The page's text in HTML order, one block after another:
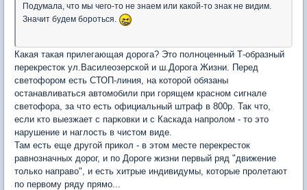
Подумала, что мы чего-то не знаем или какой-то знак не видим.
Значит будем бороться.
Какая такая прилегающая дорога? Это полноценный Т-образный
перекресток ул.Василеозерской и ш.Дорога Жизни. Перед
светофором есть СТОП-линия, на которой обязаны
останавливаться автомобили при горящем красном сигнале
светофора, за что есть официальный штраф в 800р. Так что,
если кто выезжает с парковки и с Каскада напролом - то это
нарушение и наглость в чистом виде.
Там есть еще другой прикол - в этом месте перекресток
равнозначных дорог, и по Дороге жизни первый ряд "движение
только направо", и есть хитрые индивидумы, которые пролетают
по первому ряду прямо...